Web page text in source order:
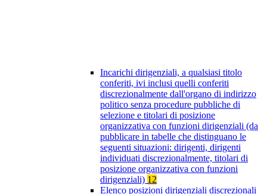
Incarichi dirigenziali, a qualsiasi titolo
conferiti, ivi inclusi quelli conferiti
discrezionalmente dall'organo di indirizzo
politico senza procedure pubbliche di
selezione e titolari di posizione
organizzativa con funzioni dirigenziali (da
pubblicare in tabelle che distinguano le
seguenti situazioni: dirigenti, dirigenti
individuati discrezionalmente, titolari di
posizione organizzativa con funzioni
dirigenziali) 12
Elenco posizioni dirigenziali discrezionali